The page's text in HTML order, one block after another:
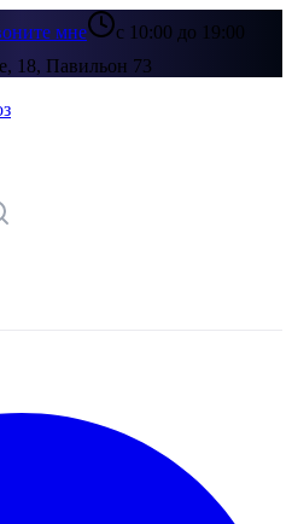
мне
с 10:00 до 19:00
18, Павильон 73